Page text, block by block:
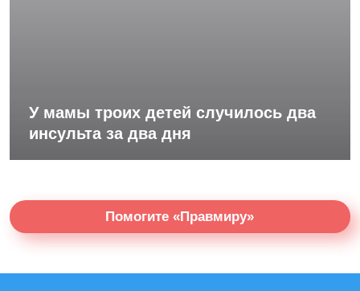
У мамы троих детей случилось два
инсульта за два дня
Помогите «Правмиру»